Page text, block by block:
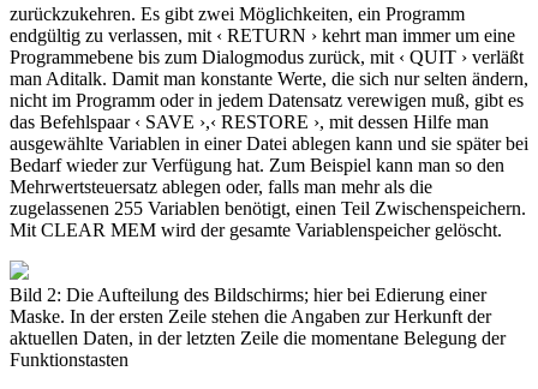
zurückzukehren. Es gibt zwei Möglichkeiten, ein Programm
endgültig zu verlassen, mit ‹ RETURN › kehrt man immer um eine
Programmebene bis zum Dialogmodus zurück, mit ‹ QUIT › verläßt
man Aditalk. Damit man konstante Werte, die sich nur selten ändern,
nicht im Programm oder in jedem Datensatz verewigen muß, gibt es
das Befehlspaar ‹ SAVE ›,‹ RESTORE ›, mit dessen Hilfe man
ausgewählte Variablen in einer Datei ablegen kann und sie später bei
Bedarf wieder zur Verfügung hat. Zum Beispiel kann man so den
Mehrwertsteuersatz ablegen oder, falls man mehr als die
zugelassenen 255 Variablen benötigt, einen Teil Zwischenspeichern.
Mit CLEAR MEM wird der gesamte Variablenspeicher gelöscht.
Bild 2: Die Aufteilung des Bildschirms; hier bei Edierung einer
Maske. In der ersten Zeile stehen die Angaben zur Herkunft der
aktuellen Daten, in der letzten Zeile die momentane Belegung der
Funktionstasten